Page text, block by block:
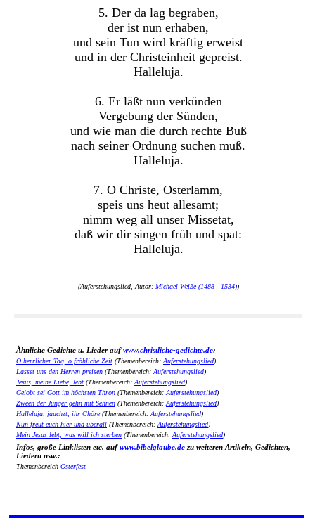
5. Der da lag begraben,
der ist nun erhaben,
und sein Tun wird kräftig erweist
und in der Christeinheit gepreist.
Halleluja.
6. Er läßt nun verkünden
Vergebung der Sünden,
und wie man die durch rechte Buß
nach seiner Ordnung suchen muß.
Halleluja.
7. O Christe, Osterlamm,
speis uns heut allesamt;
nimm weg all unser Missetat,
daß wir dir singen früh und spat:
Halleluja.
(Auferstehungslied, Autor: Michael Weiße (1488 - 1534))
Ähnliche Gedichte u. Lieder aufwww.christliche-gedichte.de:
O herrlicher Tag, o fröhliche Zeit (Themenbereich:Auferstehungslied)
Lasset uns den Herren preisen (Themenbereich:Auferstehungslied)
Jesus, meine Liebe, lebt (Themenbereich:Auferstehungslied)
Gelobt sei Gott im höchsten Thron (Themenbereich:Auferstehungslied)
Zween der Jünger gehn mit Sehnen (Themenbereich:Auferstehungslied)
Halleluja, jauchzt, ihr Chöre(Themenbereich:Auferstehungslied)
Nun freut euch hier und überall (Themenbereich:Auferstehungslied)
Mein Jesus lebt, was will ich sterben (Themenbereich:Auferstehungslied)
Infos, große Linklisten etc. aufwww.bibelglaube.de zu weiteren Artikeln, Gedichten,
Liedern usw.:
Themenbereich Osterfest